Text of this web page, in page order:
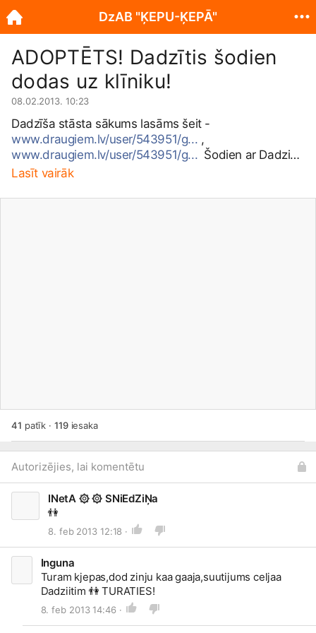
ADOPTĒTS! Dadzītis šodien
dodas uz klīniku!
08.02.2013. 10:23
Dadzīša stāsta sākums lasāms šeit -
www.draugiem.lv/user/543951/g... ,
www.draugiem.lv/user/543951/g... Šodien ar Dadzi
dodamies uz klīniku, atrādīt kāju.. Turam īkšķus!!
summu, tāpēc būsim ļoti, ļoti pateicīgi par katru
Lasīt vairāk
41 patīk · 119iesaka
Autorizējies, lai komentētu
INetA ۞ ۞ SNiEdZiŅa
👫
8. feb 2013 12:18 ·
Inguna
Turam kjepas,dod zinju kaa gaaja,suutijums celjaa
Dadziitim 👫 TURATIES!
8. feb 2013 14:46 ·
DzAB "ĶEPU-ĶEPĀ"